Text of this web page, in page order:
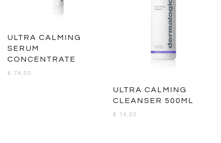
ULTRA CALMING
SERUM
CONCENTRATE
€ 74,00
ULTRA CALMING
CLEANSER 500ML
€ 74,00